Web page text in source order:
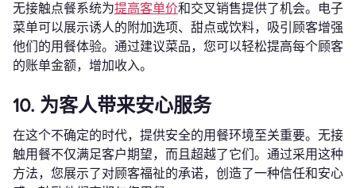
无接触点餐系统为提高客单价和交叉销售提供了机会。电子
菜单可以展示诱人的附加选项、甜点或饮料，吸引顾客增强
他们的用餐体验。通过建议菜品，您可以轻松提高每个顾客
的账单金额，增加收入。
10. 为客人带来安心服务
在这个不确定的时代，提供安全的用餐环境至关重要。无接
触用餐不仅满足客户期望，而且超越了它们。通过采用这种
方法，您展示了对顾客福祉的承诺，创造了一种信任和安心